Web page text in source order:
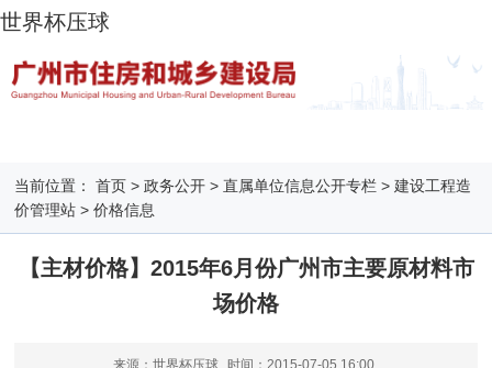
世界杯压球
当前位置： 首页 >政务公开 >直属单位信息公开专栏 >建设工程造
价管理站 >价格信息
【主材价格】2015年6月份广州市主要原材料市
场价格
来源：世界杯压球 时间： 2015-07-05 16:00